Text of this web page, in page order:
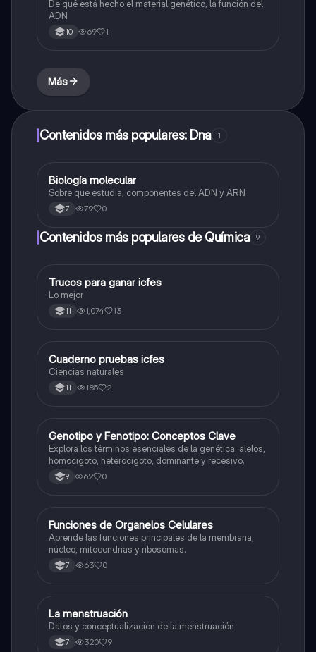
De qué está hecho el material genético, la función del
ADN
10 69 1
Más
Contenidos más populares: Dna 1
Biologia
Biología molecular
Sobre que estudia, componentes del ADN y ARN
7 79 0
Contenidos más populares de Química 9
Química
Trucos para ganar icfes
Lo mejor
11 1,074 13
Biologia
Cuaderno pruebas icfes
Ciencias naturales
11 185 2
GBiologia
Genotipo y Fenotipo: Conceptos Clave
Explora los términos esenciales de la genética: alelos,
homocigoto, heterocigoto, dominante y recesivo.
9 62 0
FBiologia
Funciones de Organelos Celulares
Aprende las funciones principales de la membrana,
núcleo, mitocondrias y ribosomas.
7 63 0
Biologia
La menstruación
Datos y conceptualizacion de la menstruación
7 320 9